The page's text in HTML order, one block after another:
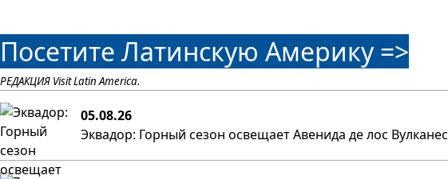
Посетите Латинскую Америку =>
РЕДАКЦИЯ Visit Latin America.
05.08.26
Эквадор: Горный сезон освещает Авенида де лос Вулканес